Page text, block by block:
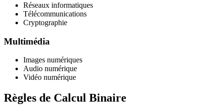
Réseaux informatiques
Télécommunications
Cryptographie
Multimédia
Images numériques
Audio numérique
Vidéo numérique
Règles de Calcul Binaire